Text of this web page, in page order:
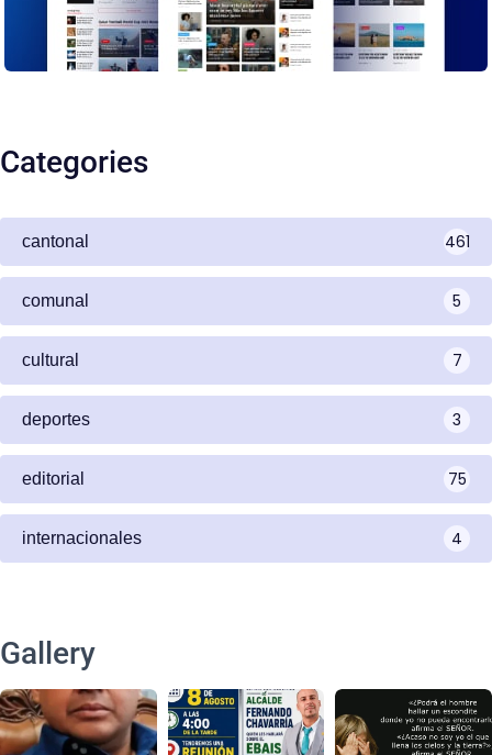
Categories
cantonal 461
comunal 5
cultural 7
deportes 3
editorial 75
internacionales 4
Gallery